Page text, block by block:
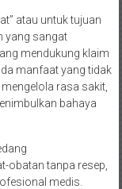
atau untuk tujuan
yang sangat
mendukung klaim
manfaat yang tidak
rasa sakit,
bahaya
obatan tanpa resep,
medis.